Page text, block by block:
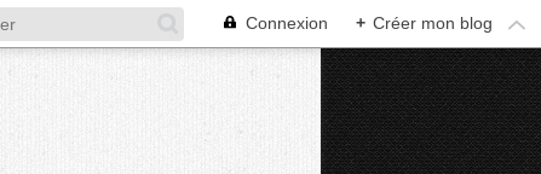
Connexion + Créer mon blog